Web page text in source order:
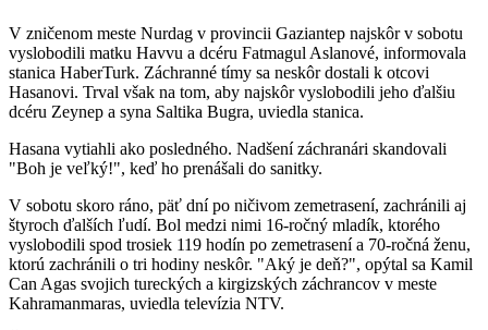
V zničenom meste Nurdag v provincii Gaziantep najskôr v sobotu
vyslobodili matku Havvu a dcéru Fatmagul Aslanové, informovala
stanica HaberTurk. Záchranné tímy sa neskôr dostali k otcovi
Hasanovi. Trval však na tom, aby najskôr vyslobodili jeho ďalšiu
dcéru Zeynep a syna Saltika Bugra, uviedla stanica.
Hasana vytiahli ako posledného. Nadšení záchranári skandovali
"Boh je veľký!", keď ho prenášali do sanitky.
V sobotu skoro ráno, päť dní po ničivom zemetrasení, zachránili aj
štyroch ďalších ľudí. Bol medzi nimi 16-ročný mladík, ktorého
vyslobodili spod trosiek 119 hodín po zemetrasení a 70-ročná ženu,
ktorú zachránili o tri hodiny neskôr. "Aký je deň?", opýtal sa Kamil
Can Agas svojich tureckých a kirgizských záchrancov v meste
Kahramanmaras, uviedla televízia NTV.